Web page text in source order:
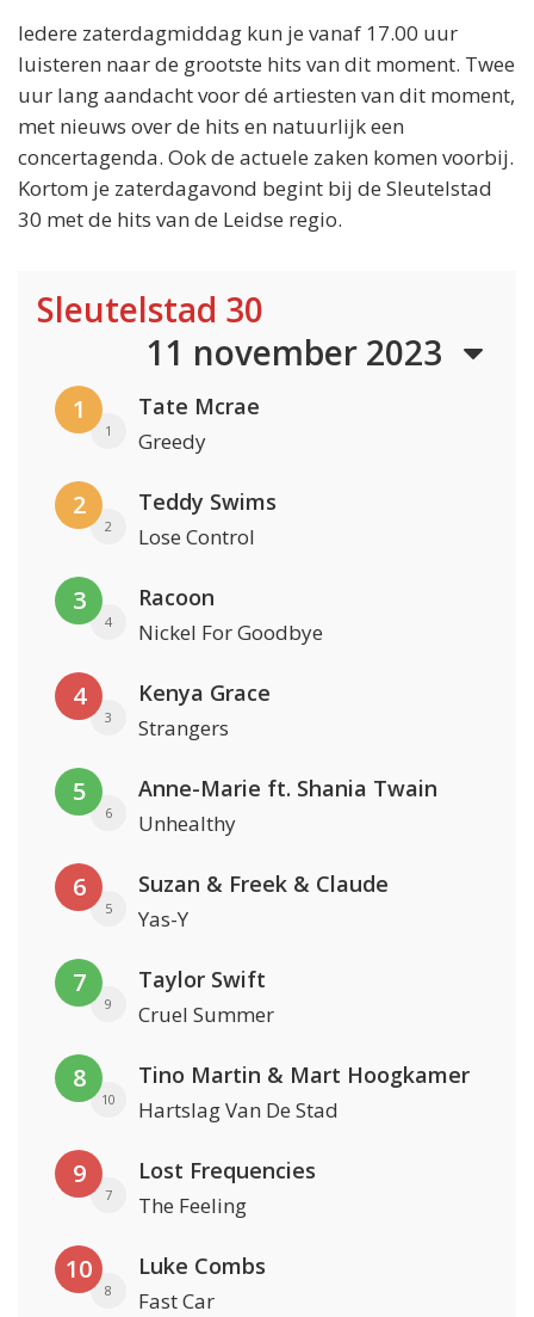
Iedere zaterdagmiddag kun je vanaf 17.00 uur
luisteren naar de grootste hits van dit moment. Twee
uur lang aandacht voor dé artiesten van dit moment,
met nieuws over de hits en natuurlijk een
concertagenda. Ook de actuele zaken komen voorbij.
Kortom je zaterdagavond begint bij de Sleutelstad
30 met de hits van de Leidse regio.
Sleutelstad 30
11 november 2023
1
1
Tate Mcrae
Greedy
2
2
Teddy Swims
Lose Control
3
4
Racoon
Nickel For Goodbye
4
3
Kenya Grace
Strangers
5
6
Anne-Marie ft. Shania Twain
Unhealthy
6
5
Suzan & Freek & Claude
Yas-Y
7
9
Taylor Swift
Cruel Summer
8
10
Tino Martin & Mart Hoogkamer
Hartslag Van De Stad
9
7
Lost Frequencies
The Feeling
10
8
Luke Combs
Fast Car